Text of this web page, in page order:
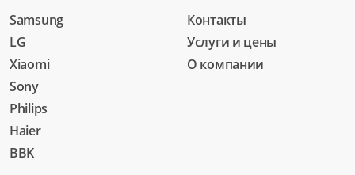
Samsung
LG
Xiaomi
Sony
Philips
Haier
BBK
Контакты
Услуги и цены
О компании